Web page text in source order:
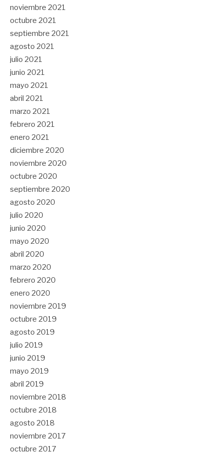
noviembre 2021
octubre 2021
septiembre 2021
agosto 2021
julio 2021
junio 2021
mayo 2021
abril 2021
marzo 2021
febrero 2021
enero 2021
diciembre 2020
noviembre 2020
octubre 2020
septiembre 2020
agosto 2020
julio 2020
junio 2020
mayo 2020
abril 2020
marzo 2020
febrero 2020
enero 2020
noviembre 2019
octubre 2019
agosto 2019
julio 2019
junio 2019
mayo 2019
abril 2019
noviembre 2018
octubre 2018
agosto 2018
noviembre 2017
octubre 2017